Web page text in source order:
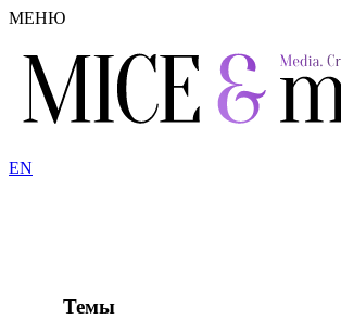
МЕНЮ
EN
Темы